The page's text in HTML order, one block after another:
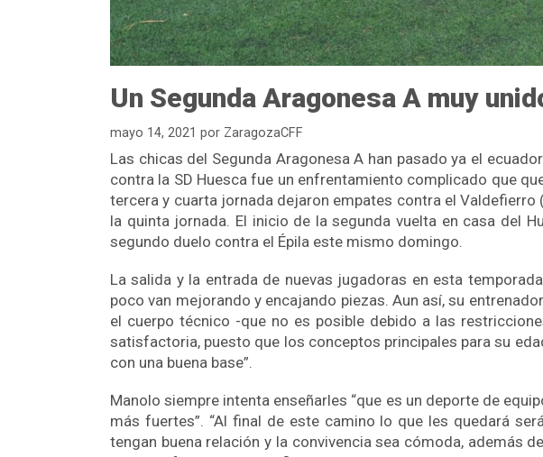
Un Segunda Aragonesa A muy
mayo 14, 2021 por ZaragozaCFF
Las chicas del Segunda Aragonesa A han pasado ya el
contra la SD Huesca fue un enfrentamiento complicado que
tercera y cuarta jornada dejaron empates contra el Valdefierro
la quinta jornada. El inicio de la segunda vuelta en casa del
segundo duelo contra el Épila este mismo domingo.
La salida y la entrada de nuevas jugadoras en esta
poco van mejorando y encajando piezas. Aun así, su
el cuerpo técnico -que no es posible debido a las
satisfactoria, puesto que los conceptos principales para su
con una buena base”.
Manolo siempre intenta enseñarles “que es un deporte de
más fuertes”. “Al final de este camino lo que les quedará
tengan buena relación y la convivencia sea cómoda, además